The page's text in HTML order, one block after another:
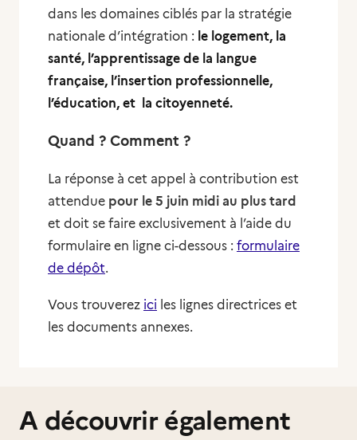
dans les domaines ciblés par la stratégie
nationale d’intégration : le logement, la
santé, l’apprentissage de la langue
française, l’insertion professionnelle,
l’éducation, et la citoyenneté.
Quand ? Comment ?
La réponse à cet appel à contribution est
attendue pour le 5 juin midi au plus tard
et doit se faire exclusivement à l’aide du
formulaire en ligne ci-dessous : formulaire
de dépôt.
Vous trouverez ici les lignes directrices et
les documents annexes.
A découvrir également